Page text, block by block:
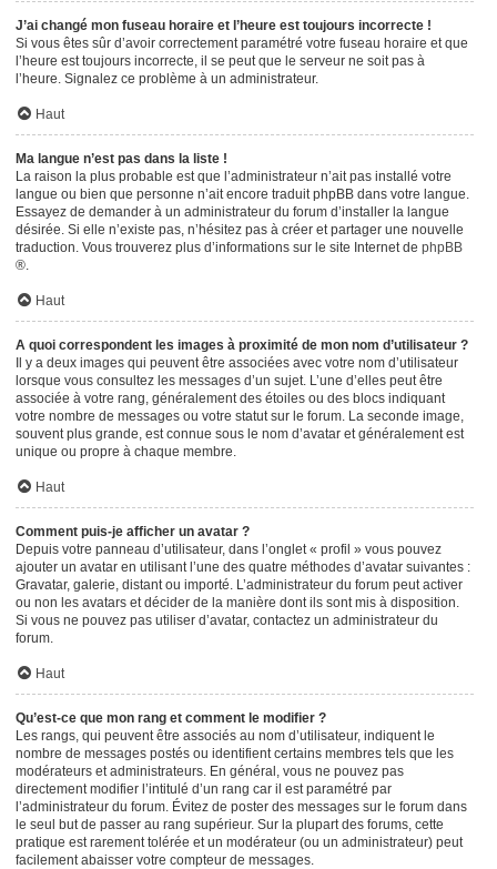
J’ai changé mon fuseau horaire et l’heure est toujours incorrecte !
Si vous êtes sûr d’avoir correctement paramétré votre fuseau horaire et que
l’heure est toujours incorrecte, il se peut que le serveur ne soit pas à
l’heure. Signalez ce problème à un administrateur.
Haut
Ma langue n’est pas dans la liste !
La raison la plus probable est que l’administrateur n’ait pas installé votre
langue ou bien que personne n’ait encore traduit phpBB dans votre langue.
Essayez de demander à un administrateur du forum d’installer la langue
désirée. Si elle n’existe pas, n’hésitez pas à créer et partager une nouvelle
traduction. Vous trouverez plus d’informations sur le site Internet de phpBB
®.
Haut
A quoi correspondent les images à proximité de mon nom d’utilisateur ?
Il y a deux images qui peuvent être associées avec votre nom d’utilisateur
lorsque vous consultez les messages d’un sujet. L’une d’elles peut être
associée à votre rang, généralement des étoiles ou des blocs indiquant
votre nombre de messages ou votre statut sur le forum. La seconde image,
souvent plus grande, est connue sous le nom d’avatar et généralement est
unique ou propre à chaque membre.
Haut
Comment puis-je afficher un avatar ?
Depuis votre panneau d’utilisateur, dans l’onglet « profil » vous pouvez
ajouter un avatar en utilisant l’une des quatre méthodes d’avatar suivantes :
Gravatar, galerie, distant ou importé. L’administrateur du forum peut activer
ou non les avatars et décider de la manière dont ils sont mis à disposition.
Si vous ne pouvez pas utiliser d’avatar, contactez un administrateur du
forum.
Haut
Qu’est-ce que mon rang et comment le modifier ?
Les rangs, qui peuvent être associés au nom d’utilisateur, indiquent le
nombre de messages postés ou identifient certains membres tels que les
modérateurs et administrateurs. En général, vous ne pouvez pas
directement modifier l’intitulé d’un rang car il est paramétré par
l’administrateur du forum. Évitez de poster des messages sur le forum dans
le seul but de passer au rang supérieur. Sur la plupart des forums, cette
pratique est rarement tolérée et un modérateur (ou un administrateur) peut
facilement abaisser votre compteur de messages.